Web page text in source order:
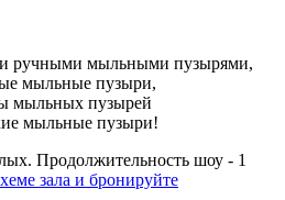
ручными мыльными пузырями,
мыльные пузыри,
мыльных пузырей
мыльные пузыри!
Продолжительность шоу - 1
зала и бронируйте